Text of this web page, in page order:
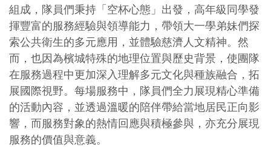
組成，隊員們秉持「空杯心態」出發，高年級同學發
揮豐富的服務經驗與領導能力，帶領大一學弟妹們探
索公共衛生的多元應用，並體驗慈濟人文精神。然
而，也因為檳城特殊的地理位置與歷史背景，使團隊
在服務過程中更加深入理解多元文化與種族融合，拓
展國際視野。每場服務中，隊員們全力展現精心準備
的活動內容，並透過溫暖的陪伴帶給當地居民正向影
響，而服務對象的熱情回應與積極參與，亦充分展現
服務的價值與意義。